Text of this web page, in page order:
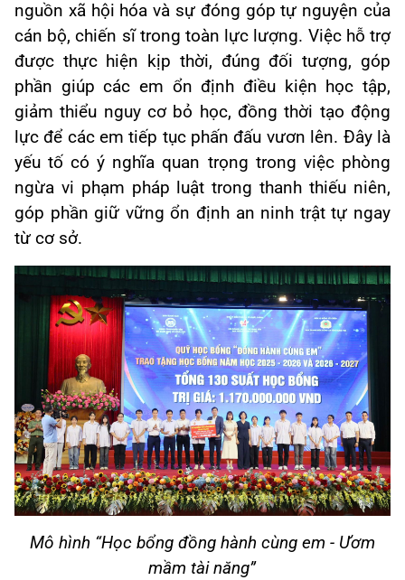
nguồn xã hội hóa và sự đóng góp tự nguyện của
cán bộ, chiến sĩ trong toàn lực lượng. Việc hỗ trợ
được thực hiện kịp thời, đúng đối tượng, góp
phần giúp các em ổn định điều kiện học tập,
giảm thiểu nguy cơ bỏ học, đồng thời tạo động
lực để các em tiếp tục phấn đấu vươn lên. Đây là
yếu tố có ý nghĩa quan trọng trong việc phòng
ngừa vi phạm pháp luật trong thanh thiếu niên,
góp phần giữ vững ổn định an ninh trật tự ngay
từ cơ sở.
Mô hình “Học bổng đồng hành cùng em - Ươm
mầm tài năng”